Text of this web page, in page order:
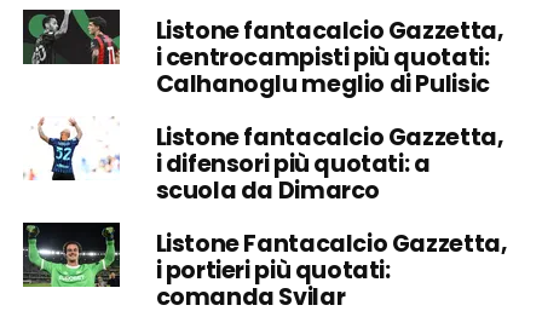
Listone fantacalcio Gazzetta,
i centrocampisti più quotati:
Calhanoglu meglio di Pulisic
Listone fantacalcio Gazzetta,
i difensori più quotati: a
scuola da Dimarco
Listone Fantacalcio Gazzetta,
i portieri più quotati:
comanda Svilar